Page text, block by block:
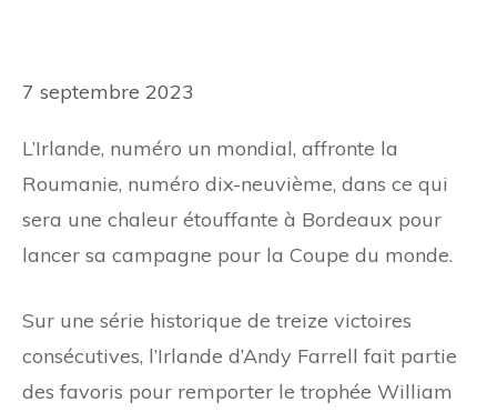
7 septembre 2023
L’Irlande, numéro un mondial, affronte la
Roumanie, numéro dix-neuvième, dans ce qui
sera une chaleur étouffante à Bordeaux pour
lancer sa campagne pour la Coupe du monde.
Sur une série historique de treize victoires
consécutives, l’Irlande d’Andy Farrell fait partie
des favoris pour remporter le trophée William